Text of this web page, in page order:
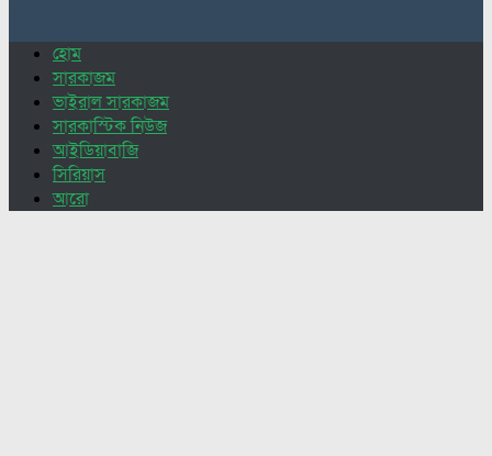
হোম
সারকাজম
ভাইরাল সারকাজম
সারকাস্টিক নিউজ
আইডিয়াবাজি
সিরিয়াস
আরো